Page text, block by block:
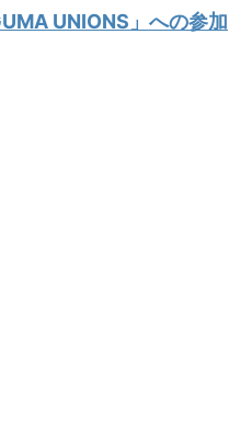
UNIONS」への参加